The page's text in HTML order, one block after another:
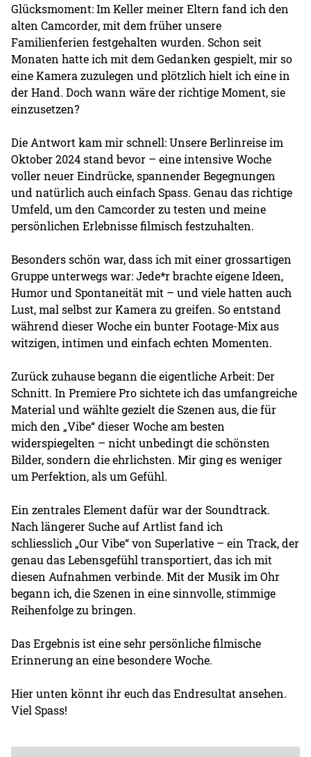
Glücksmoment: Im Keller meiner Eltern fand ich den
alten Camcorder, mit dem früher unsere
Familienferien festgehalten wurden. Schon seit
Monaten hatte ich mit dem Gedanken gespielt, mir so
eine Kamera zuzulegen und plötzlich hielt ich eine in
der Hand. Doch wann wäre der richtige Moment, sie
einzusetzen?
Die Antwort kam mir schnell: Unsere Berlinreise im
Oktober 2024 stand bevor – eine intensive Woche
voller neuer Eindrücke, spannender Begegnungen
und natürlich auch einfach Spass. Genau das richtige
Umfeld, um den Camcorder zu testen und meine
persönlichen Erlebnisse filmisch festzuhalten.
Besonders schön war, dass ich mit einer grossartigen
Gruppe unterwegs war: Jede*r brachte eigene Ideen,
Humor und Spontaneität mit – und viele hatten auch
Lust, mal selbst zur Kamera zu greifen. So entstand
während dieser Woche ein bunter Footage-Mix aus
witzigen, intimen und einfach echten Momenten.
Zurück zuhause begann die eigentliche Arbeit: Der
Schnitt. In Premiere Pro sichtete ich das umfangreiche
Material und wählte gezielt die Szenen aus, die für
mich den „Vibe“ dieser Woche am besten
widerspiegelten – nicht unbedingt die schönsten
Bilder, sondern die ehrlichsten. Mir ging es weniger
um Perfektion, als um Gefühl.
Ein zentrales Element dafür war der Soundtrack.
Nach längerer Suche auf Artlist fand ich
schliesslich „Our Vibe“ von Superlative – ein Track, der
genau das Lebensgefühl transportiert, das ich mit
diesen Aufnahmen verbinde. Mit der Musik im Ohr
begann ich, die Szenen in eine sinnvolle, stimmige
Reihenfolge zu bringen.
Das Ergebnis ist eine sehr persönliche filmische
Erinnerung an eine besondere Woche.
Hier unten könnt ihr euch das Endresultat ansehen.
Viel Spass!